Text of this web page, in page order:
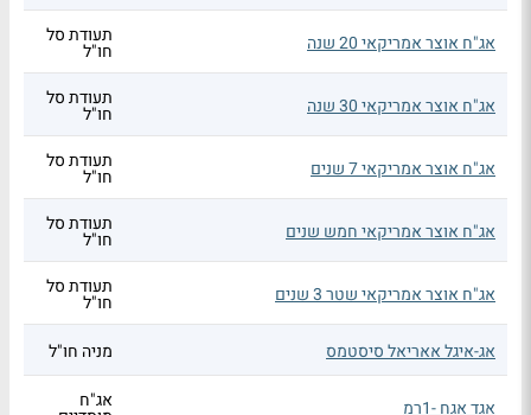
אג"ח אוצר אמריקאי 20 שנה תעודת סל
חו"ל
אג"ח אוצר אמריקאי 30 שנה תעודת סל
חו"ל
אג"ח אוצר אמריקאי 7 שנים תעודת סל
חו"ל
אג"ח אוצר אמריקאי חמש שנים תעודת סל
חו"ל
אג"ח אוצר אמריקאי שטר 3 שנים תעודת סל
חו"ל
אג-איגל אאריאל סיסטמס
מניה חו"ל
אגד אגח -1רמ אג"ח